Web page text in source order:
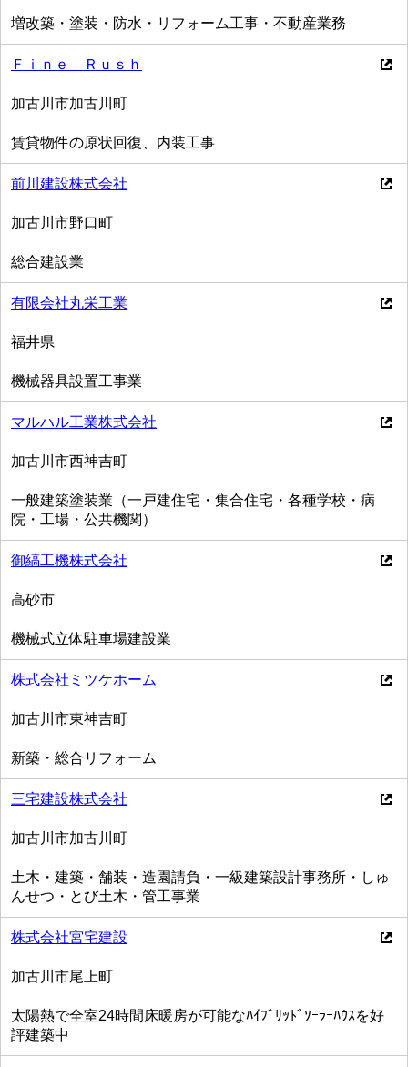
増改築・塗装・防水・リフォーム工事・不動産業務
Ｆｉｎｅ Ｒｕｓｈ
加古川市加古川町
賃貸物件の原状回復、内装工事
前川建設株式会社
加古川市野口町
総合建設業
有限会社丸栄工業
福井県
機械器具設置工事業
マルハル工業株式会社
加古川市西神吉町
一般建築塗装業（一戸建住宅・集合住宅・各種学校・病
院・工場・公共機関）
御縞工機株式会社
高砂市
機械式立体駐車場建設業
株式会社ミツケホーム
加古川市東神吉町
新築・総合リフォーム
三宅建設株式会社
加古川市加古川町
土木・建築・舗装・造園請負・一級建築設計事務所・しゅ
んせつ・とび土木・管工事業
株式会社宮宅建設
加古川市尾上町
太陽熱で全室24時間床暖房が可能なﾊｲﾌﾞﾘｯﾄﾞｿｰﾗｰﾊｳｽを好
評建築中